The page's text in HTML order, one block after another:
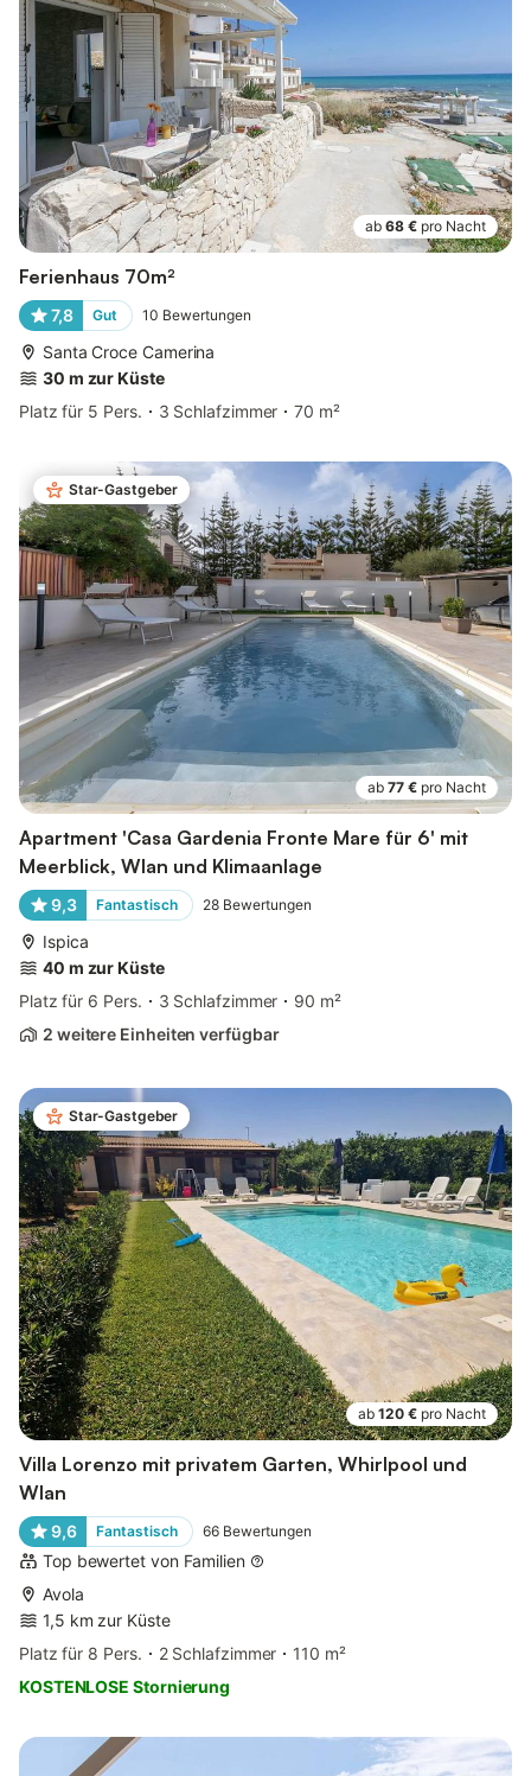
ab 68 € pro Nacht
Ferienhaus 70m²
7,8 Gut 10 Bewertungen
Santa Croce Camerina
30 m zur Küste
Platz für 5 Pers.
3 Schlafzimmer 70 m²
Star-Gastgeber
ab 77 € pro Nacht
Apartment 'Casa Gardenia Fronte Mare für 6' mit
Meerblick, Wlan und Klimaanlage
9,3 Fantastisch 28 Bewertungen
Ispica
40 m zur Küste
Platz für 6 Pers.
3 Schlafzimmer
90 m²
2 weitere Einheiten verfügbar
Star-Gastgeber
ab 120 € pro Nacht
Villa Lorenzo mit privatem Garten, Whirlpool und
Wlan
9,6 Fantastisch 66 Bewertungen
Top bewertet von Familien
Avola
1,5 km zur Küste
Platz für 8 Pers.
2 Schlafzimmer
110 m²
KOSTENLOSE Stornierung